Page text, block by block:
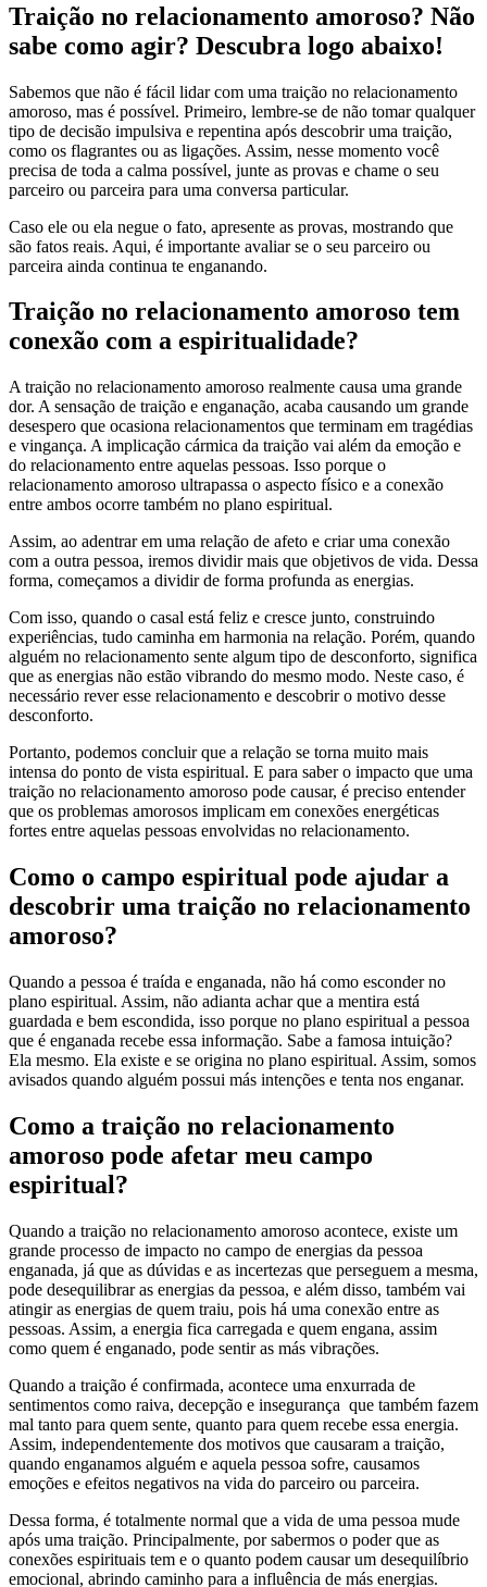
Traição no relacionamento amoroso? Não
sabe como agir? Descubra logo abaixo!
Sabemos que não é fácil lidar com uma traição no relacionamento
amoroso, mas é possível. Primeiro, lembre-se de não tomar qualquer
tipo de decisão impulsiva e repentina após descobrir uma traição,
como os flagrantes ou as ligações. Assim, nesse momento você
precisa de toda a calma possível, junte as provas e chame o seu
parceiro ou parceira para uma conversa particular.
Caso ele ou ela negue o fato, apresente as provas, mostrando que
são fatos reais. Aqui, é importante avaliar se o seu parceiro ou
parceira ainda continua te enganando.
Traição no relacionamento amoroso tem
conexão com a espiritualidade?
A traição no relacionamento amoroso realmente causa uma grande
dor. A sensação de traição e enganação, acaba causando um grande
desespero que ocasiona relacionamentos que terminam em tragédias
e vingança. A implicação cármica da traição vai além da emoção e
do relacionamento entre aquelas pessoas. Isso porque o
relacionamento amoroso ultrapassa o aspecto físico e a conexão
entre ambos ocorre também no plano espiritual.
Assim, ao adentrar em uma relação de afeto e criar uma conexão
com a outra pessoa, iremos dividir mais que objetivos de vida. Dessa
forma, começamos a dividir de forma profunda as energias.
Com isso, quando o casal está feliz e cresce junto, construindo
experiências, tudo caminha em harmonia na relação. Porém, quando
alguém no relacionamento sente algum tipo de desconforto, significa
que as energias não estão vibrando do mesmo modo. Neste caso, é
necessário rever esse relacionamento e descobrir o motivo desse
desconforto.
Portanto, podemos concluir que a relação se torna muito mais
intensa do ponto de vista espiritual. E para saber o impacto que uma
traição no relacionamento amoroso pode causar, é preciso entender
que os problemas amorosos implicam em conexões energéticas
fortes entre aquelas pessoas envolvidas no relacionamento.
Como o campo espiritual pode ajudar a
descobrir uma traição no relacionamento
amoroso?
Quando a pessoa é traída e enganada, não há como esconder no
plano espiritual. Assim, não adianta achar que a mentira está
guardada e bem escondida, isso porque no plano espiritual a pessoa
que é enganada recebe essa informação. Sabe a famosa intuição?
Ela mesmo. Ela existe e se origina no plano espiritual. Assim, somos
avisados quando alguém possui más intenções e tenta nos enganar.
Como a traição no relacionamento
amoroso pode afetar meu campo
espiritual?
Quando a traição no relacionamento amoroso acontece, existe um
grande processo de impacto no campo de energias da pessoa
enganada, já que as dúvidas e as incertezas que perseguem a mesma,
pode desequilibrar as energias da pessoa, e além disso, também vai
atingir as energias de quem traiu, pois há uma conexão entre as
pessoas. Assim, a energia fica carregada e quem engana, assim
como quem é enganado, pode sentir as más vibrações.
Quando a traição é confirmada, acontece uma enxurrada de
sentimentos como raiva, decepção e insegurança que também fazem
mal tanto para quem sente, quanto para quem recebe essa energia.
Assim, independentemente dos motivos que causaram a traição,
quando enganamos alguém e aquela pessoa sofre, causamos
emoções e efeitos negativos na vida do parceiro ou parceira.
Dessa forma, é totalmente normal que a vida de uma pessoa mude
após uma traição. Principalmente, por sabermos o poder que as
conexões espirituais tem e o quanto podem causar um desequilíbrio
emocional, abrindo caminho para a influência de más energias.